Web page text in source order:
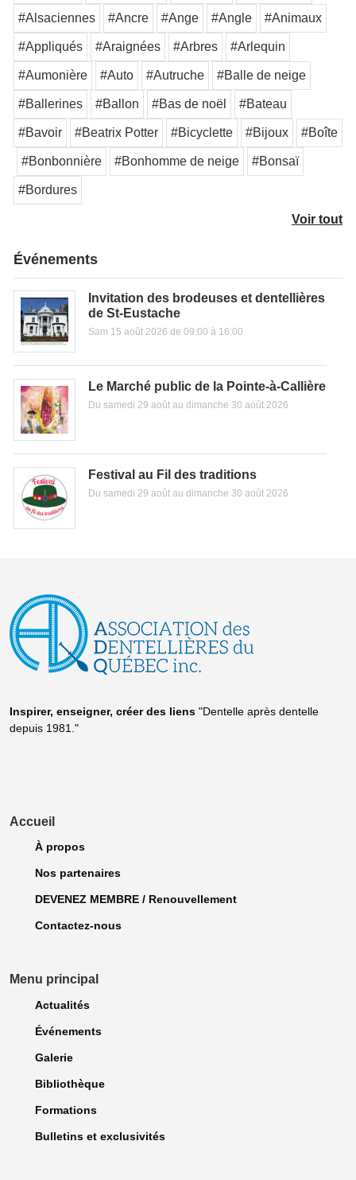
#Alsaciennes #Ancre #Ange #Angle #Animaux
#Appliqués #Araignées #Arbres #Arlequin
#Aumonière #Auto #Autruche #Balle de neige
#Ballerines #Ballon #Bas de noël #Bateau
#Bavoir #Beatrix Potter #Bicyclette #Bijoux #Boîte
#Bonbonnière #Bonhomme de neige #Bonsaï
#Bordures
Voir tout
Événements
Invitation des brodeuses et dentellières
de St-Eustache
Sam 15 août 2026 de 09:00 à 16:00
Le Marché public de la Pointe-à-Callière
Du samedi 29 août au dimanche 30 août 2026
Festival au Fil des traditions
Du samedi 29 août au dimanche 30 août 2026
Inspirer, enseigner, créer des liens "Dentelle après dentelle
depuis 1981."
Accueil
À propos
Nos partenaires
DEVENEZ MEMBRE / Renouvellement
Contactez-nous
Menu principal
Actualités
Événements
Galerie
Bibliothèque
Formations
Bulletins et exclusivités